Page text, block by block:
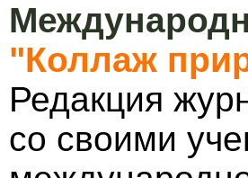
"Коллаж
Редакция
со своими